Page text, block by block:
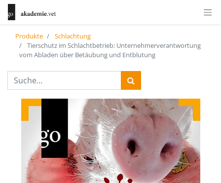
Produkte
Schlachtung
Tierschutz im Schlachtbetrieb: Unternehmerverantwortung
vom Abladen über Betäubung und Entblutung